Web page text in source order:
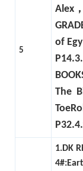
5
Alex
of
P14.
The
Toe
P32.
1.DK